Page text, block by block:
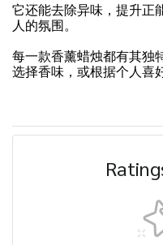
它还能去除异味，提升正
人的氛围。
每一款香薰蜡烛都有其独
选择香味，或根据个人喜